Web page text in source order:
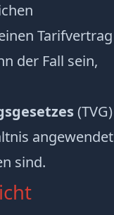
Tarifvertrag
der Fall sein,
(TVG)
angewendet
sind.